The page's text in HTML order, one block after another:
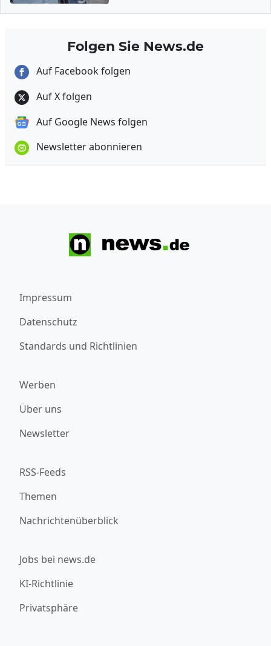
Folgen Sie News.de
Auf Facebook folgen
Auf X folgen
Auf Google News folgen
Newsletter abonnieren
Impressum
Datenschutz
Standards und Richtlinien
Werben
Über uns
Newsletter
RSS-Feeds
Themen
Nachrichtenüberblick
Jobs bei news.de
KI-Richtlinie
Privatsphäre